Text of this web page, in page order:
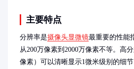
主要特点
分辨率是摄像头显微镜最重要的性能
从200万像素到2000万像素不等。高
像素）可以清晰显示1微米级别的细